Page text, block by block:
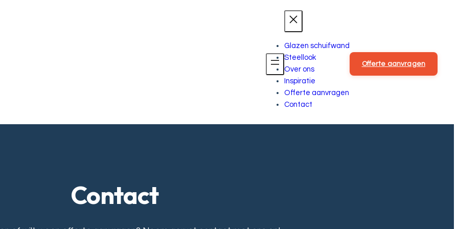
Glazen schuifwand
Steellook
Over ons
Inspiratie
Offerte aanvragen
Contact
Offerte aanvragen
Contact